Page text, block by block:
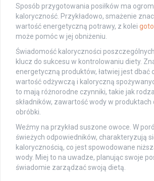
Sposób przygotowania posiłków ma
kaloryczność. Przykładowo, smażenie
wartość energetyczną potrawy, z kolei
może pomóc w jej obniżeniu.
Świadomość kaloryczności
klucz do sukcesu w kontrolowaniu diety.
energetyczną produktów, łatwiej jest dbać
wartość odżywczą i kaloryczną
to mają różnorodne czynniki, takie jak
składników, zawartość wody w
obróbki.
Weźmy na przykład suszone owoce. W
świeżych odpowiedników, charakteryzują
kalorycznością, co jest spowodowane
wody. Miej to na uwadze, planując swoje
świadomie zarządzać swoją dietą.